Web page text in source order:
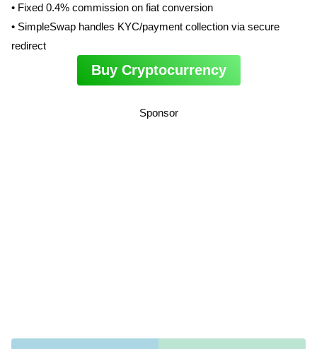
• Fixed 0.4% commission on fiat conversion
• SimpleSwap handles KYC/payment collection via secure
redirect
Buy Cryptocurrency
Sponsor